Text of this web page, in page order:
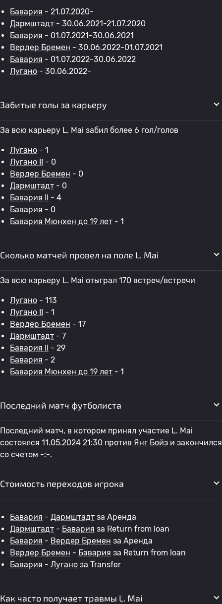
Бавария - 21.07.2020-
Дармштадт - 30.06.2021-21.07.2020
Бавария - 01.07.2021-30.06.2021
Вердер Бремен - 30.06.2022-01.07.2021
Бавария - 01.07.2022-30.06.2022
Лугано - 30.06.2022-
Забитые голы за карьеру
За всю карьеру L. Mai забил более 6 гол/голов
Лугано - 1
Лугано II - 0
Вердер Бремен - 0
Дармштадт - 0
Бавария II - 4
Бавария - 0
Бавария Мюнхен до 19 лет - 1
Сколько матчей провел на поле L. Mai
За всю карьеру L. Mai отыграл 170 встреч/встречи
Лугано - 113
Лугано II - 1
Вердер Бремен - 17
Дармштадт - 7
Бавария II - 29
Бавария - 2
Бавария Мюнхен до 19 лет - 1
Последний матч футболиста
Последний матч, в котором принял участие L. Mai
состоялся 11.05.2024 21:30 против Янг Бойз и закончился
со счетом -:-.
Стоимость переходов игрока
Бавария - Дармштадт за Аренда
Дармштадт - Бавария за Return from loan
Бавария - Вердер Бремен за Аренда
Вердер Бремен - Бавария за Return from loan
Бавария - Лугано за Transfer
Как часто получает травмы L. Mai